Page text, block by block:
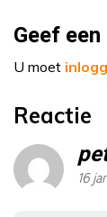
Geef
U moet
Reactie
16